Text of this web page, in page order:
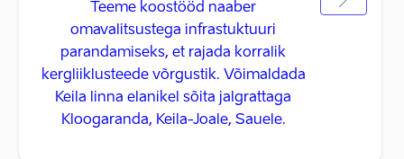
Teeme koostööd naaber
omavalitsustega infrastuktuuri
parandamiseks, et rajada korralik
kergliiklusteede võrgustik. Võimaldada
Keila linna elanikel sõita jalgrattaga
Kloogaranda, Keila-Joale, Sauele.